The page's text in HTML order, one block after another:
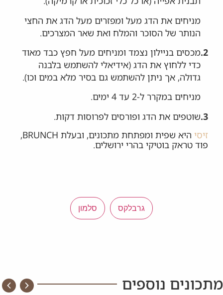
מניחים את הדג מעל ומפזרים מעל הדג את החצי
הנותר של הסוכר והמלח ואת שאר המצרכים.
2. מכסים בניילון נצמד ומניחים מעל חפץ כבד מאוד
כדי ללחוץ את הדג (אידיאלי להשתמש בלבנה
גדולה, אך ניתן להשתמש גם בסיר מלא במים וכו).
מניחים במקרר ל-2 עד 4 ימים.
3. שוטפים את הדג ופורסים לפרוסות דקות.
זיסי
היא שפית ומפתחת מתכונים, ובעלת BRUNCH,
פוד טראק בוטיקי בהרי ירושלים.
גרבלקס סלמון
מתכונים נוספים